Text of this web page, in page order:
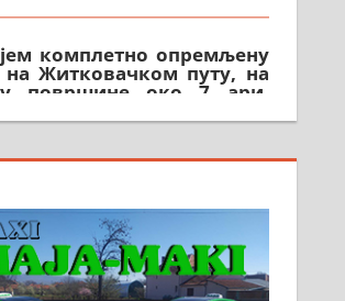
на Житковачком путу, на
површине око 7 ари.
80-51; 063/102-35-25
легализована, нова,
плацем од 8 ари у
виру у Алексинцу.
замена. 064/21-63-584